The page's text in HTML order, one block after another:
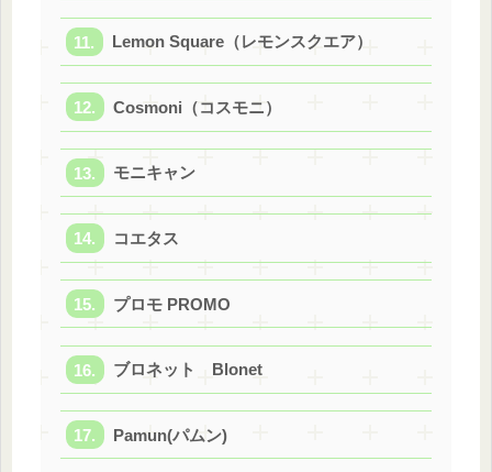
Lemon Square（レモンスクエア）
Cosmoni（コスモニ）
モニキャン
コエタス
プロモ PROMO
ブロネット Blonet
Pamun(パムン)